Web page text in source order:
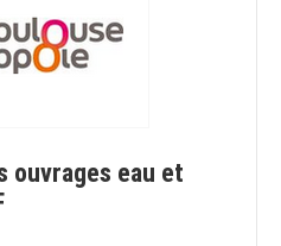
ouvrages eau et